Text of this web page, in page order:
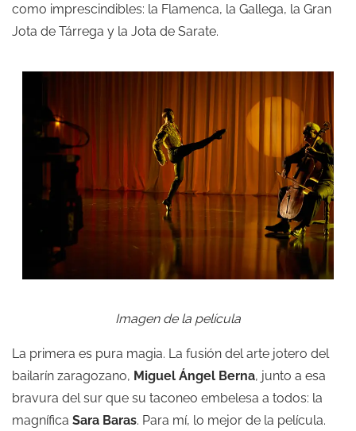
como imprescindibles: la Flamenca, la Gallega, la Gran
Jota de Tárrega y la Jota de Sarate.
Imagen de la película
La primera es pura magia. La fusión del arte jotero del
bailarín zaragozano, Miguel Ángel Berna, junto a esa
bravura del sur que su taconeo embelesa a todos: la
magnífica Sara Baras. Para mí, lo mejor de la película.